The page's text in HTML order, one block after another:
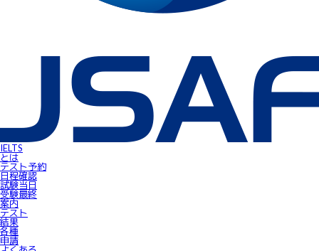
IELTS
とは
テスト予約
日程確認
試験当⽇
受験最終
案内
テスト
結果
各種
申請
無料IELTSオンラインコース
James⼩⾕のIELTS必勝攻略㊙講座
IELTS Masterclass Webinar
ワンポイント・アドバイス動画
JSAF-IELTS Academic Supervisor
IELTSサクセスストーリー
IELTSオンラインセミナー
Prepare for IELTS
Book Your Test
Apply for IELTS at Public Venue
Request for Speaking Test Date/Time
Final Information
FAQ
Access
Results